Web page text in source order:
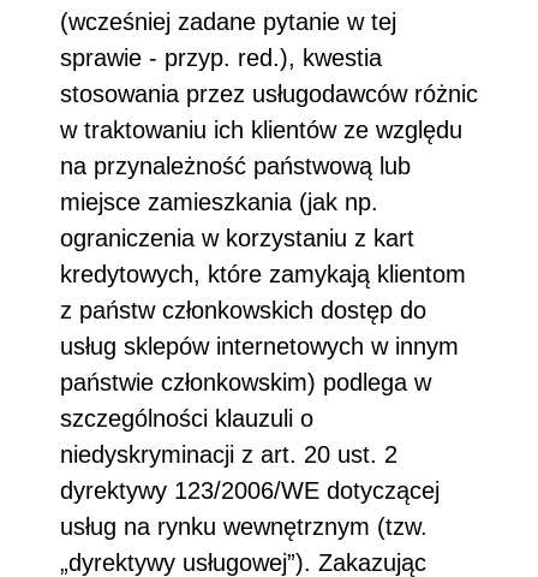
(wcześniej zadane pytanie w tej
sprawie - przyp. red.), kwestia
stosowania przez usługodawców różnic
w traktowaniu ich klientów ze względu
na przynależność państwową lub
miejsce zamieszkania (jak np.
ograniczenia w korzystaniu z kart
kredytowych, które zamykają klientom
z państw członkowskich dostęp do
usług sklepów internetowych w innym
państwie członkowskim) podlega w
szczególności klauzuli o
niedyskryminacji z art. 20 ust. 2
dyrektywy 123/2006/WE dotyczącej
usług na rynku wewnętrznym (tzw.
„dyrektywy usługowej”). Zakazując